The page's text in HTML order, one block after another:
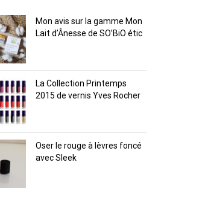
Mon avis sur la gamme Mon
Lait d’Ânesse de SO’BiO étic
La Collection Printemps
2015 de vernis Yves Rocher
Oser le rouge à lèvres foncé
avec Sleek